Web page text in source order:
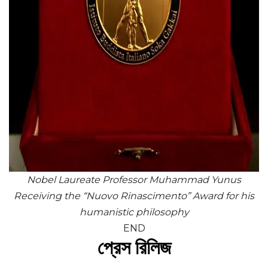
Nobel Laureate Professor Muhammad Yunus
Receiving the “Nuovo Rinascimento” Award for his
humanistic philosophy
END
প্রেস রিলিজ